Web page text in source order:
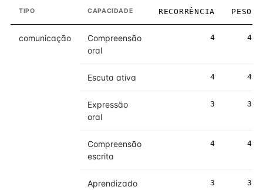
TIPO CAPACIDADE RECORRÊNCIA PESO
comunicação
Compreensão
oral
4 4
Escuta ativa 4 4
Expressão
oral
3 3
Compreensão
escrita
4 4
Aprendizado
3 3